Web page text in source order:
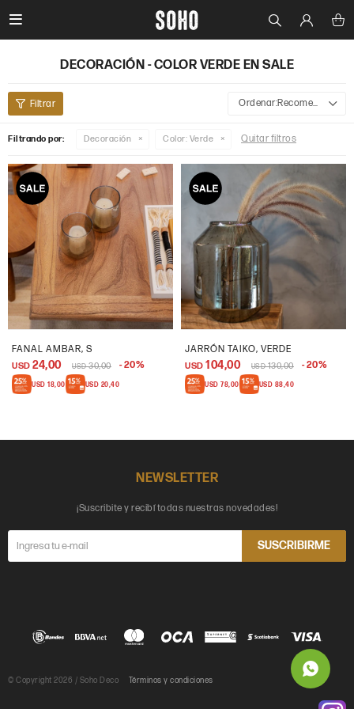

DECORACIÓN - COLOR VERDE EN SALE
Recomendados
Filtrando por: Decoración Color: Verde Quitar filtros
FANAL AMBAR, S
USD 24,00 USD 30,00 20
USD 18,00 USD 20,40
JARRÓN TAIKO, VERDE
USD 104,00 USD 130,00 20
USD 78,00 USD 88,40
NEWSLETTER
¡Suscribite y recibí todas nuestras novedades!
SUSCRIBIRME
© Copyright 2026 / Soho Deco Términos y condiciones